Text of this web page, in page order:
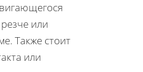
или
Также стоит
или